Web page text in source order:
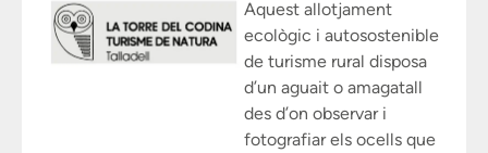
Aquest allotjament
ecològic i autosostenible
de turisme rural disposa
d’un aguait o amagatall
des d’on observar i
fotografiar els ocells que